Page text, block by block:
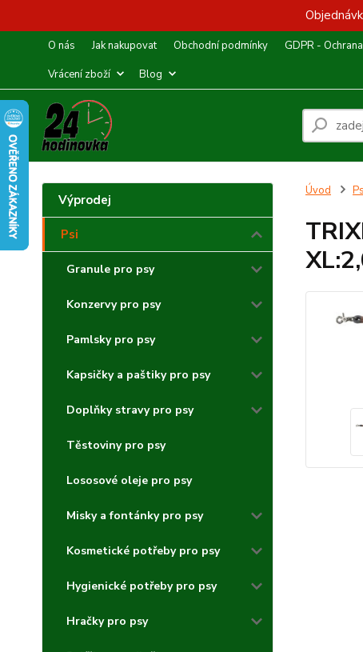
O nás Jak nakupovat Obchodní podmínky GDPR -
Vrácení zboží
Blog
Výprodej
Psi
Granule pro psy
Konzervy pro psy
Pamlsky pro psy
Kapsičky a paštiky pro psy
Doplňky stravy pro psy
Těstoviny pro psy
Lososové oleje pro psy
Misky a fontánky pro psy
Kosmetické potřeby pro psy
Hygienické potřeby pro psy
Hračky pro psy
Úvod